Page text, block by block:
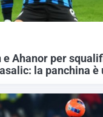
e Ahanor per
la panchina è